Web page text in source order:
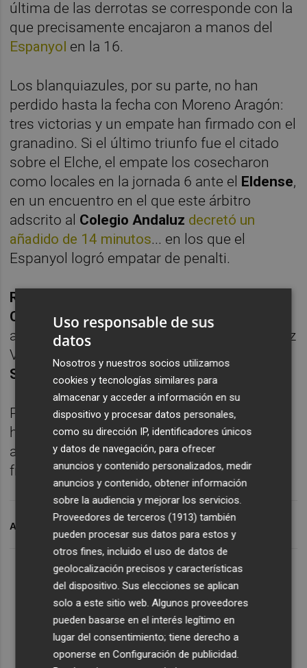
última de las derrotas se corresponde con la
que precisamente encajaron a manos del
Espanyol en la 16.
Los blanquiazules, por su parte, no han
perdido hasta la fecha con Moreno Aragón:
tres victorias y un empate han firmado con el
granadino. Si el último triunfo fue el citado
sobre el Elche, el empate los cosecharon
como locales en la jornada 6 ante el Eldense,
en un encuentro en el que este árbitro
adscrito al Colegio Andaluz decretó un
añadido de 14 minutos... en los que el
Espanyol logró empatar de penalti.
Rodrigo Blázquez Sánchez
Consuegra Díazserán este sábado los
asistentes de Moreno Aragón en un Martínez
Valero en el que
Luis Bestard
Serveraejercerá el rol de cuarto árbitro.
Por lo que se refiere al videoarbitraje, el CTA
ha designado al donostiarra de 43
años
Gorka Sagués Oscozpara que esté al
frente del mismo.
ARCHIVADO EN RCD ESPANYOL
Uso responsable de sus
datos
Nosotros y nuestros socios utilizamos
cookies y tecnologías similares para
almacenar y acceder a información en su
dispositivo y procesar datos personales,
como su dirección IP, identificadores únicos
y datos de navegación, para ofrecer
anuncios y contenido personalizados, medir
anuncios y contenido, obtener información
sobre la audiencia y mejorar los servicios.
Proveedores de terceros (1913) también
pueden procesar sus datos para estos y
otros fines, incluido el uso de datos de
geolocalización precisos y características
del dispositivo. Sus elecciones se aplican
solo a este sitio web. Algunos proveedores
pueden basarse en el interés legítimo en
lugar del consentimiento; tiene derecho a
oponerse enConfiguración de publicidad